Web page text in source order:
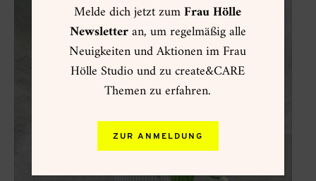
Melde dich jetzt zumFrau Hölle
Newsletteran, um regelmäßig alle
Neuigkeiten und Aktionen im Frau
Hölle Studio und zu create&CARE
Themen zu erfahren.
ZUR ANMELDUNG